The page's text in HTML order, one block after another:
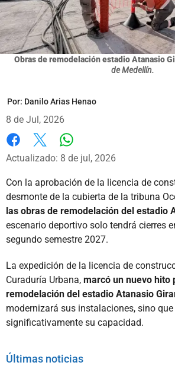
Obras de remodelación estadio Atanasio
de Medellín.
Por: Danilo Arias Henao
8 de Jul, 2026
Facebook
X
Actualizado: 8 de jul, 2026
Con la aprobación de la licencia de
desmonte de la cubierta de la tribuna
las obras de remodelación del estadio
escenario deportivo solo tendrá cierres
segundo semestre 2027.
La expedición de la licencia de
Curaduría Urbana, marcó un nuevo hito
remodelación del estadio Atanasio
modernizará sus instalaciones, sino
significativamente su capacidad.
Últimas noticias